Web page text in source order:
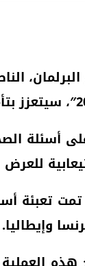
أسئلة
البحري
وإيطاليا.